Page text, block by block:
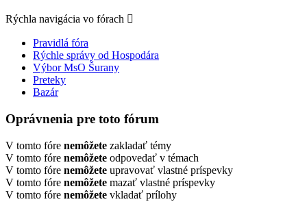
Rýchla navigácia vo fórach
Pravidlá fóra
Rýchle správy od Hospodára
Výbor MsO Šurany
Preteky
Bazár
Oprávnenia pre toto fórum
V tomto fóre nemôžete zakladať témy
V tomto fóre nemôžete odpovedať v témach
V tomto fóre nemôžete upravovať vlastné príspevky
V tomto fóre nemôžete mazať vlastné príspevky
V tomto fóre nemôžete vkladať prílohy